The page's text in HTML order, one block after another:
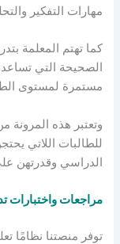
مهارات التفكير
كما تهتم المعلمة
الصحيحة التي تساعد
مستمرة لمستوى
وتعتبر هذه المرونة
للطالبات اللاتي
الدراسي وقدرتهن
مراجعات واختبارات
توفر منصتنا نظامًا